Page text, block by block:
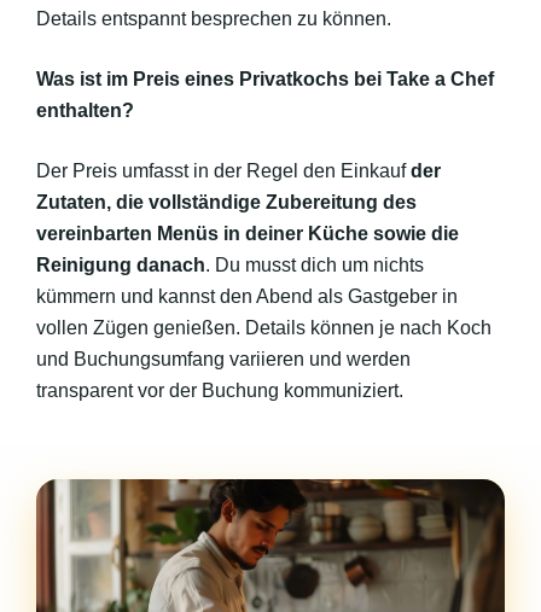
Details entspannt besprechen zu können.
Was ist im Preis eines Privatkochs bei Take a Chef
enthalten?
Der Preis umfasst in der Regel den Einkaufder
Zutaten, die vollständige Zubereitung des
vereinbarten Menüs in deiner Küche sowie die
Reinigung danach. Du musst dich um nichts
kümmern und kannst den Abend als Gastgeber in
vollen Zügen genießen. Details können je nach Koch
und Buchungsumfang variieren und werden
transparent vor der Buchung kommuniziert.